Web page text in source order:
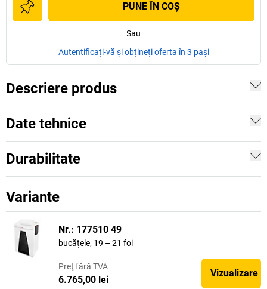
PUNE ÎN COŞ
Sau
Autentificați-vă și obțineți oferta în 3 pași
Descriere produs
Date tehnice
Durabilitate
Variante
Nr.: 177510 49
bucățele, 19 – 21 foi
Preţ fără TVA
6.765,00 lei
Vizualizare